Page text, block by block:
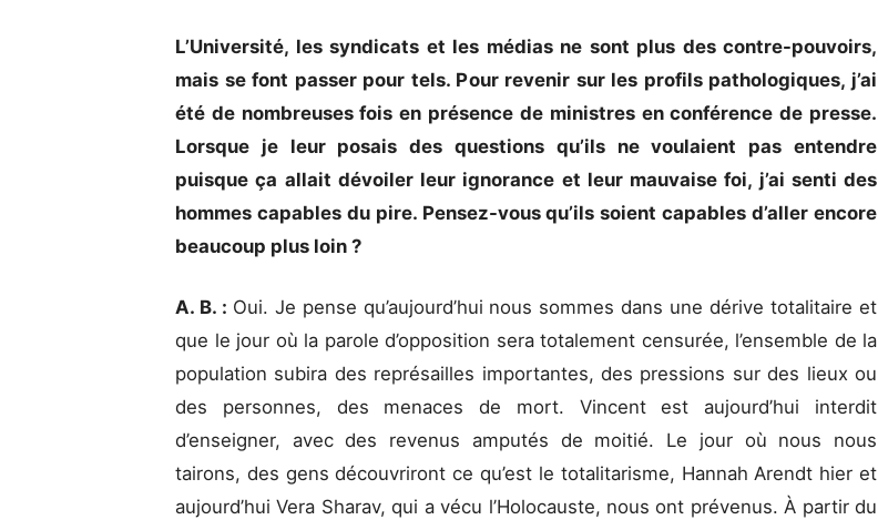
L’Université, les syndicats et les médias ne sont plus des contre-pouvoirs,
mais se font passer pour tels. Pour revenir sur les profils pathologiques, j’ai
été de nombreuses fois en présence de ministres en conférence de presse.
Lorsque je leur posais des questions qu’ils ne voulaient pas entendre
puisque ça allait dévoiler leur ignorance et leur mauvaise foi, j’ai senti des
hommes capables du pire. Pensez-vous qu’ils soient capables d’aller encore
beaucoup plus loin ?
A. B. : Oui. Je pense qu’aujourd’hui nous sommes dans une dérive totalitaire et
que le jour où la parole d’opposition sera totalement censurée, l’ensemble de la
population subira des représailles importantes, des pressions sur des lieux ou
des personnes, des menaces de mort. Vincent est aujourd’hui interdit
d’enseigner, avec des revenus amputés de moitié. Le jour où nous nous
tairons, des gens découvriront ce qu’est le totalitarisme, Hannah Arendt hier et
aujourd’hui Vera Sharav, qui a vécu l’Holocauste, nous ont prévenus. À partir du